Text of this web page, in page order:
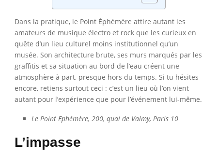
Dans la pratique, le Point Éphémère attire autant les
amateurs de musique électro et rock que les curieux en
quête d’un lieu culturel moins institutionnel qu’un
musée. Son architecture brute, ses murs marqués par les
graffitis et sa situation au bord de l’eau créent une
atmosphère à part, presque hors du temps. Si tu hésites
encore, retiens surtout ceci : c’est un lieu où l’on vient
autant pour l’expérience que pour l’événement lui-même.
Le Point Ephémère, 200, quai de Valmy, Paris 10
L’impasse